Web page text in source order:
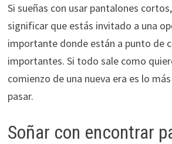
Si sueñas con usar pantalones
significar que estás invitado a una
importante donde están a punto de
importantes. Si todo sale como
comienzo de una nueva era es lo
pasar.
Soñar con encontrar